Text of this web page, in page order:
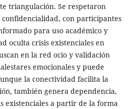
triangulación. Se respetaron
confidencialidad, con participantes
para uso académico y
oculta crisis existenciales en
en la red ocio y validación
emocionales y puede
la conectividad facilita la
también genera dependencia,
existenciales a partir de la forma